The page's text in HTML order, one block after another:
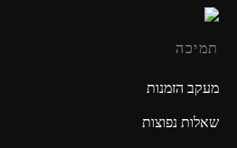
תמיכה
מעקב הזמנות
שאלות נפוצות